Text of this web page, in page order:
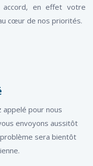
accord, en effet votre
cœur de nos priorités.
appelé pour nous
envoyons aussitôt
sera bientôt